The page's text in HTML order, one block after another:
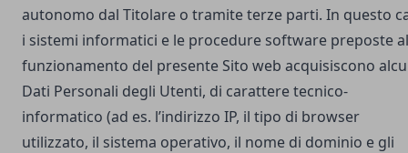
autonomo dal Titolare o tramite terze parti. In questo
i sistemi informatici e le procedure software preposte al
funzionamento del presente Sito web acquisiscono
Dati Personali degli Utenti, di carattere tecnico-
informatico (ad es. l’indirizzo IP, il tipo di browser
utilizzato, il sistema operativo, il nome di dominio e gli